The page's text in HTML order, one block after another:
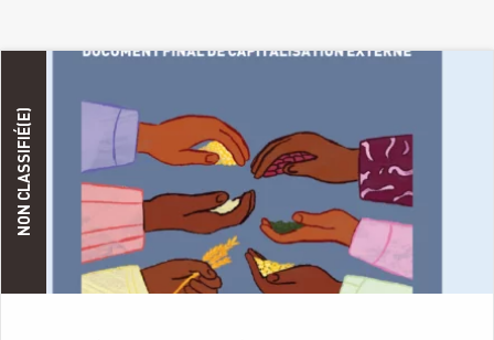
NON CLASSIFIÉ(E)